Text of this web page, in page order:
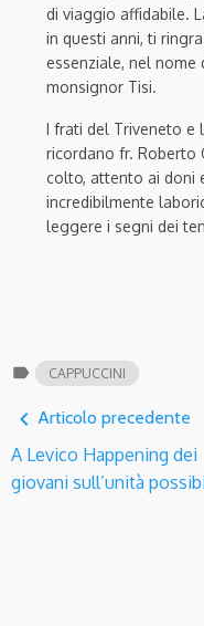
di viaggio affidabile.
in questi anni, ti
essenziale, nel nome
monsignor Tisi.
I frati del Triveneto e
ricordano fr. Roberto
colto, attento ai doni
incredibilmente
leggere i segni dei
label CAPPUCCINI
navigate_before Articolo precedente
A Levico Happening dei
giovani sull’unità